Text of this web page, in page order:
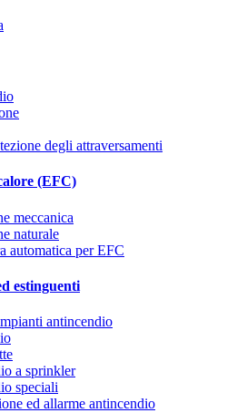
degli attraversamenti
(EFC)
meccanica
naturale
automatica per EFC
estinguenti
antincendio
a sprinkler
speciali
ed allarme antincendio